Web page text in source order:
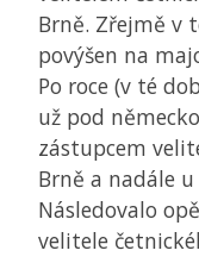
Brně. Zřejmě v
povýšen na
Po roce (v té
už pod
zástupcem
Brně a nadále
Následovalo
velitele